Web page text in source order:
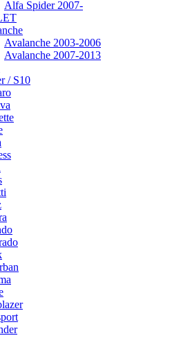
Alfa Spider 2007-
Avalanche 2003-2006
Avalanche 2007-2013
/ S10